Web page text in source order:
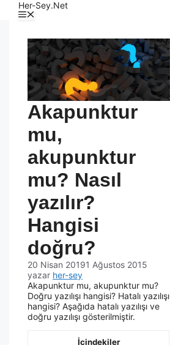
Her-Sey.Net
Akapunktur
mu,
akupunktur
mu? Nasıl
yazılır?
Hangisi
doğru?
20 Nisan 20191 Ağustos 2015
yazar her-sey
Akapunktur mu, akupunktur mu?
Doğru yazılışı hangisi? Hatalı yazılışı
hangisi? Aşağıda hatalı yazılışı ve
doğru yazılışı gösterilmiştir.
İçindekiler